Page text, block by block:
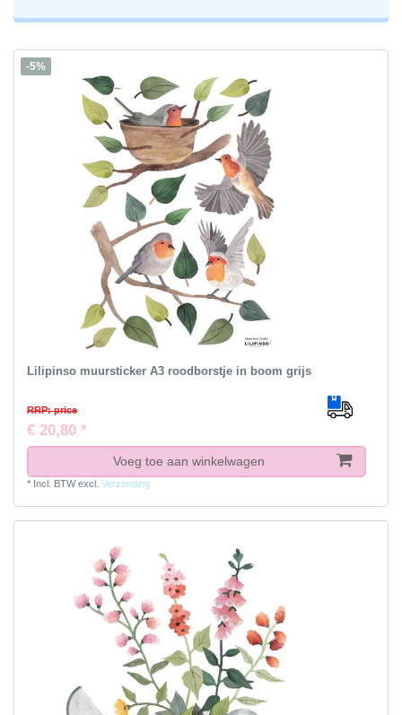
-5%
Lilipinso muursticker A3 roodborstje in boom grijs
RRP: price
€ 20,80 *
Voeg toe aan winkelwagen
* Incl. BTWexcl. Verzending